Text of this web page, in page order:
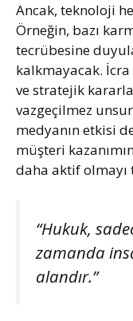
Ancak, teknoloji
Örneğin, bazı
tecrübesine
kalkmayacak.
ve stratejik
vazgeçilmez
medyanın etkisi
müşteri
daha aktif olmayı
“Hukuk,
zamanda
alandır.”